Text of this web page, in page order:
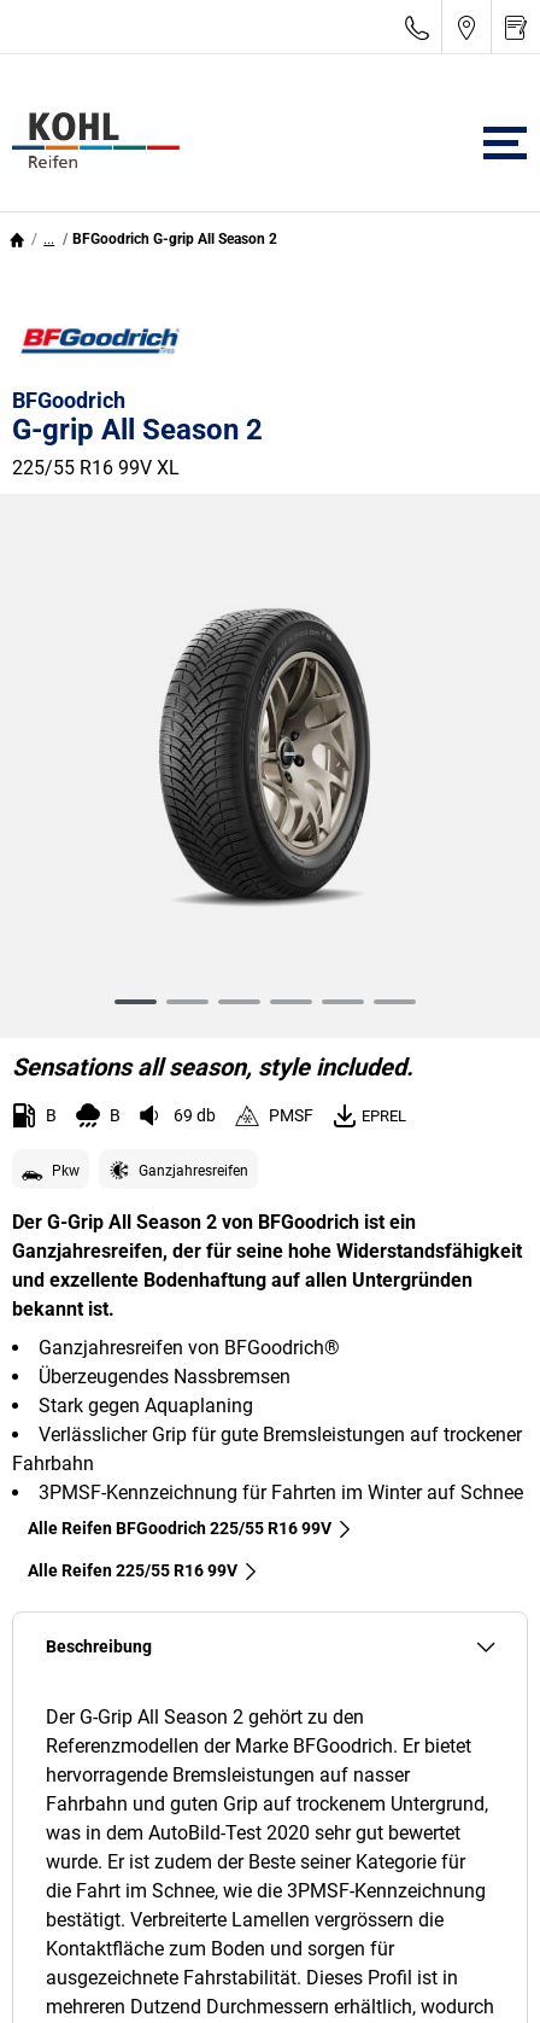
... BFGoodrich G-grip All Season 2
BFGoodrich
G-grip All Season 2
225/55 R16 99V XL
6
Sensations all season, style included.
B B 69 db PMSF EPREL
Pkw Ganzjahresreifen
Der G-Grip All Season 2 von BFGoodrich ist ein
Ganzjahresreifen, der für seine hohe Widerstandsfähigkeit
und exzellente Bodenhaftung auf allen Untergründen
bekannt ist.
Ganzjahresreifen von BFGoodrich®
Überzeugendes Nassbremsen
Stark gegen Aquaplaning
Verlässlicher Grip für gute Bremsleistungen auf trockener
Fahrbahn
3PMSF-Kennzeichnung für Fahrten im Winter auf Schnee
Alle Reifen BFGoodrich 225/55 R16 99V
Alle Reifen‎ 225/55 R16 99V
Beschreibung
Der G-Grip All Season 2 gehört zu den
Referenzmodellen der Marke BFGoodrich. Er bietet
hervorragende Bremsleistungen auf nasser
Fahrbahn und guten Grip auf trockenem Untergrund,
was in dem AutoBild-Test 2020 sehr gut bewertet
wurde. Er ist zudem der Beste seiner Kategorie für
die Fahrt im Schnee, wie die 3PMSF-Kennzeichnung
bestätigt. Verbreiterte Lamellen vergrössern die
Kontaktfläche zum Boden und sorgen für
ausgezeichnete Fahrstabilität. Dieses Profil ist in
mehreren Dutzend Durchmessern erhältlich, wodurch